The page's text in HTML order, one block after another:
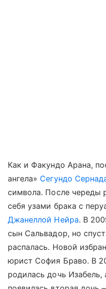
Как и Факундо Арана,
ангела» Сегундо
символа. После череды
себя узами брака с
Джанеллой Нейра. В
сын Сальвадор, но
распалась. Новой
юрист София Браво. В
родилась дочь Изабель,